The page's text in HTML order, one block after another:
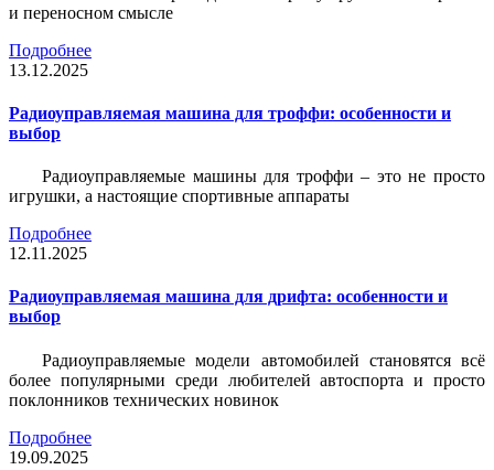
и переносном смысле
Подробнее
13.12.2025
Радиоуправляемая машина для троффи: особенности и
выбор
Радиоуправляемые машины для троффи – это не просто
игрушки, а настоящие спортивные аппараты
Подробнее
12.11.2025
Радиоуправляемая машина для дрифта: особенности и
выбор
Радиоуправляемые модели автомобилей становятся всё
более популярными среди любителей автоспорта и просто
поклонников технических новинок
Подробнее
19.09.2025